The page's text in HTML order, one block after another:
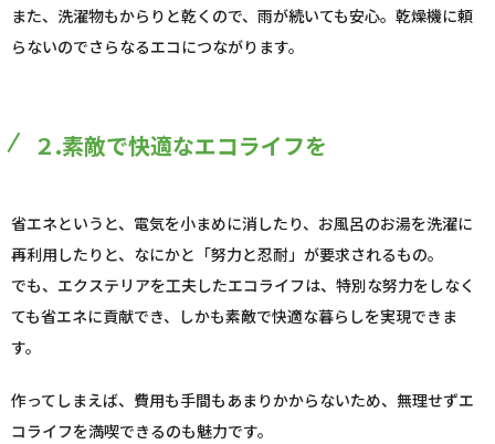
また、洗濯物もからりと乾くので、雨が続いても安心。乾燥機に頼
らないのでさらなるエコにつながります。
２.素敵で快適なエコライフを
省エネというと、電気を小まめに消したり、お風呂のお湯を洗濯に
再利用したりと、なにかと「努力と忍耐」が要求されるもの。
でも、エクステリアを工夫したエコライフは、特別な努力をしなく
ても省エネに貢献でき、しかも素敵で快適な暮らしを実現できま
す。
作ってしまえば、費用も手間もあまりかからないため、無理せずエ
コライフを満喫できるのも魅力です。